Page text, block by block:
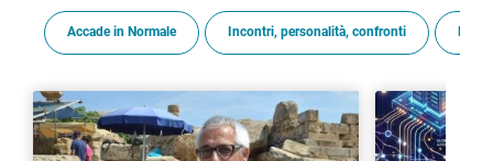
Accade in Normale Incontri, personalità, confronti